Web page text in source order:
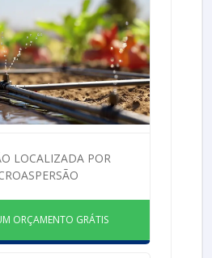
LOCALIZADA POR
ORÇAMENTO GRÁTIS